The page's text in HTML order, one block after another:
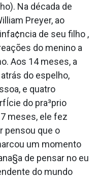
Na década de
Preyer, ao
de seu filho ,
do menino a
Aos 14 meses, a
do espelho,
e quatro
do pra³prio
meses, ele fez
pensou que o
um momento
de pensar no eu
do mundo